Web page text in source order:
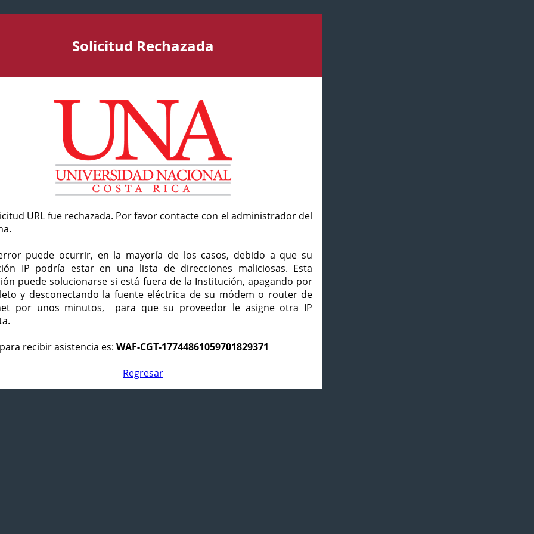
Solicitud Rechazada
URL fue rechazada. Por favor contacte con el administrador del
puede ocurrir, en la mayoría de los casos, debido a que su
IP podría estar en una lista de direcciones maliciosas. Esta
puede solucionarse si está fuera de la Institución, apagando por
y desconectando la fuente eléctrica de su módem o router de
por unos minutos, para que su proveedor le asigne otra IP
recibir asistencia es: WAF-CGT-17744861059701829371
Regresar